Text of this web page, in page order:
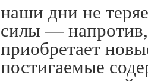
наши дни не
силы — напротив,
приобретает
постигаемые